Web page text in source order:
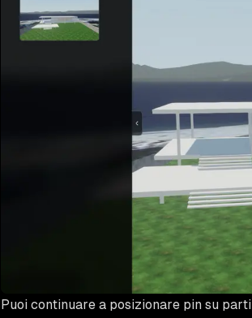
Puoi continuare a posizionare pin su